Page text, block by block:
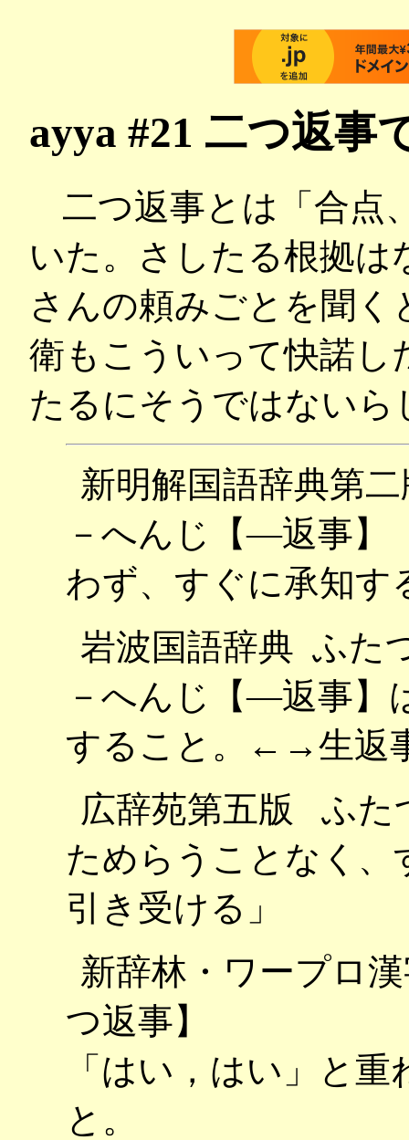
ayya #21 二つ返事
二つ返事とは「合点
いた。さしたる根拠は
さんの頼みごとを聞
衛もこういって快諾し
たるにそうではないら
新明解国語辞典第
－へんじ【―返事】
わず、すぐに承知す
岩波国語辞典 ふた
－へんじ【―返事】
すること。←→生返
広辞苑第五版 ふた
ためらうことなく
引き受ける」
新辞林・ワープロ
つ返事】
「はい，はい」と
と。